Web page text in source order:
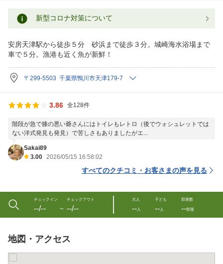
新型コロナ対策について
安房天津駅から徒歩５分 砂浜まで徒歩３分。城崎海水浴場まで
車で５分。漁港も近く魚が新鮮！
〒299-5503 千葉県鴨川市天津179-7
3.86 全128件
階段が急で膝の悪い爺さんにはトイレもレトロ（後でウォシュレットでは
ない洋式発見も発見）で苦しさもありましたがエ...
Sakai89
3.00 2026/05/15 16:58:02
すべてのクチコミ・お客さまの声を見る
チェックイン
--/-- 〜
チェックアウト
--/--
大人
--人
子ども
--人
部屋数
--部屋
地図・アクセス